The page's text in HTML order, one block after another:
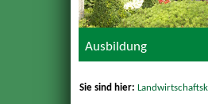
Ausbildung
Sie sind hier: